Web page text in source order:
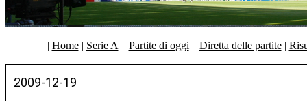
| Home| Serie A | Partite di oggi | Diretta delle partite|
2009-12-19